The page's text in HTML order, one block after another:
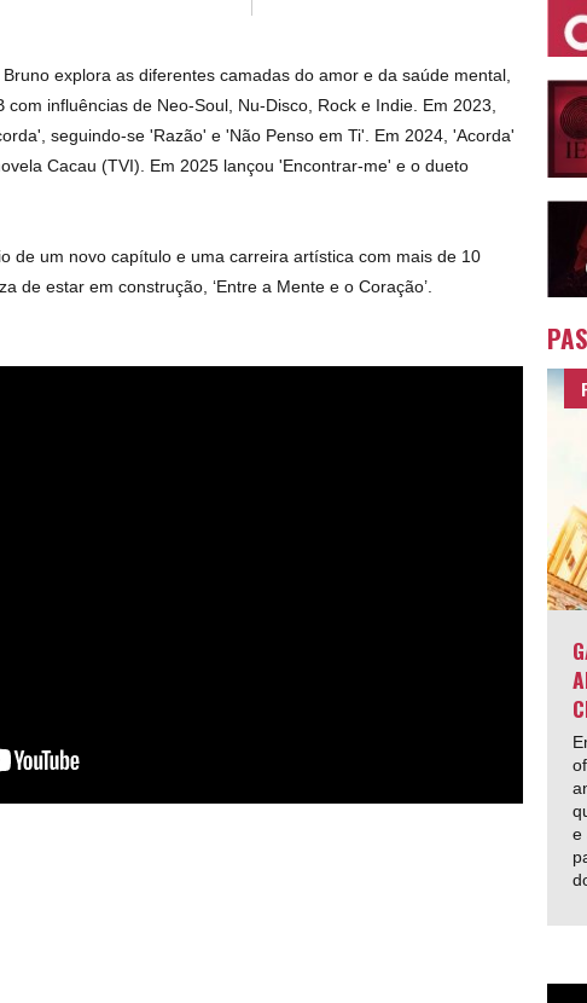
explora as diferentes camadas do amor e da saúde mental,
com influências de Neo-Soul, Nu-Disco, Rock e Indie. Em 2023,
seguindo-se 'Razão' e 'Não Penso em Ti'. Em 2024, 'Acorda'
Cacau (TVI). Em 2025 lançou 'Encontrar-me' e o dueto
de um novo capítulo e uma carreira artística com mais de 10
de estar em construção, ‘Entre a Mente e o Coração’.
e